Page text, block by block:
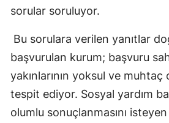
sorular soruluyor.
Bu sorulara verilen yanıtlar
başvurulan kurum; başvuru
yakınlarının yoksul ve muhtaç
tespit ediyor. Sosyal yardım
olumlu sonuçlanmasını